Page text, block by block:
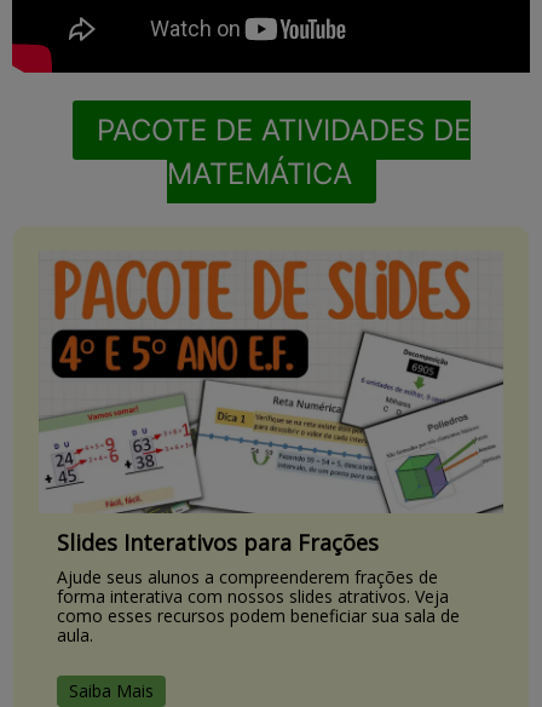
PACOTE DE ATIVIDADES DE
MATEMÁTICA
Slides Interativos para Frações
Ajude seus alunos a compreenderem frações de
forma interativa com nossos slides atrativos. Veja
como esses recursos podem beneficiar sua sala de
aula.
Saiba Mais